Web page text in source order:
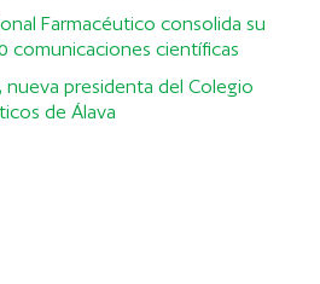
Farmacéutico consolida su
comunicaciones científicas
nueva presidenta del Colegio
de Álava